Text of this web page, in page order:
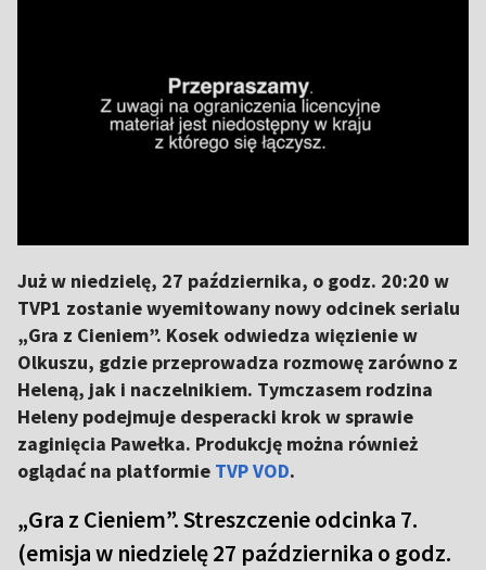
Już w niedzielę, 27 października, o godz. 20:20 w
TVP1 zostanie wyemitowany nowy odcinek serialu
„Gra z Cieniem”. Kosek odwiedza więzienie w
Olkuszu, gdzie przeprowadza rozmowę zarówno z
Heleną, jak i naczelnikiem. Tymczasem rodzina
Heleny podejmuje desperacki krok w sprawie
zaginięcia Pawełka. Produkcję można również
oglądać na platformie TVP VOD.
„Gra z Cieniem”. Streszczenie odcinka 7.
(emisja w niedzielę 27 października o godz.